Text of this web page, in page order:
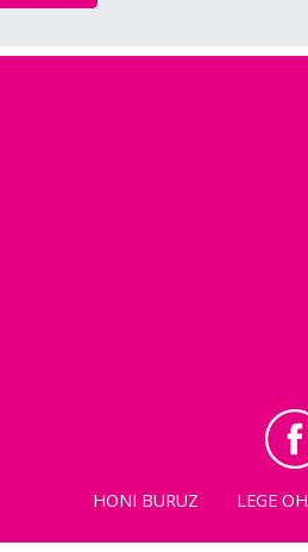
HONI BURUZ LEGE